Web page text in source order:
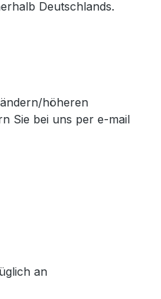
Deutschlands.
höheren
Sie bei uns per e-mail
an